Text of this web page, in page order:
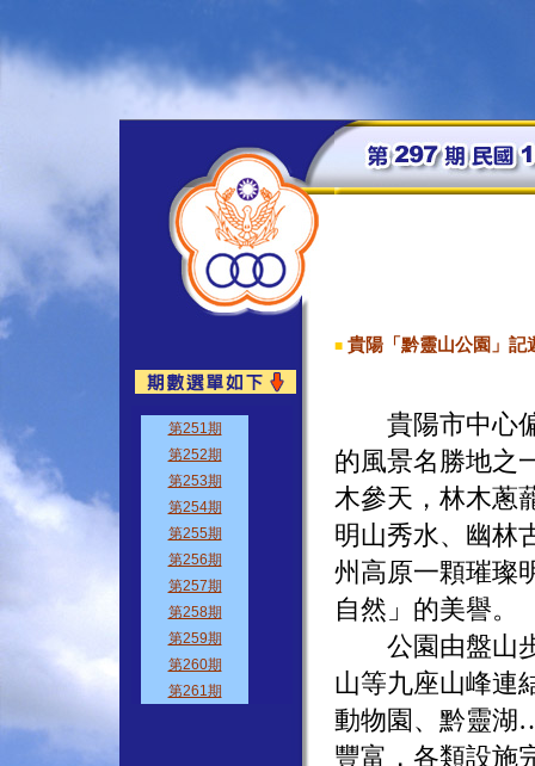
■ 貴陽「黔靈山公園」記
貴陽市中心偏
的風景名勝地之
木參天，林木蔥
明山秀水、幽林
州高原一顆璀璨
自然」的美譽。
公園由盤山步
山等九座山峰連
動物園、黔靈湖
豐富，各類設施